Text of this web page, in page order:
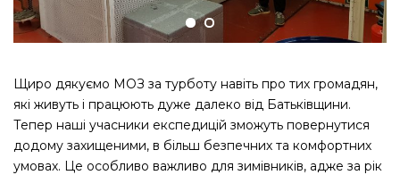
Щиро дякуємо МОЗ за турботу навіть про тих громадян,
які живуть і працюють дуже далеко від Батьківщини.
Тепер наші учасники експедицій зможуть повернутися
додому захищеними, в більш безпечних та комфортних
умовах. Це особливо важливо для зимівників, адже за рік